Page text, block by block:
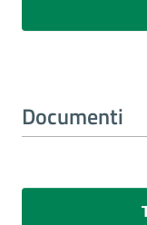
Documenti